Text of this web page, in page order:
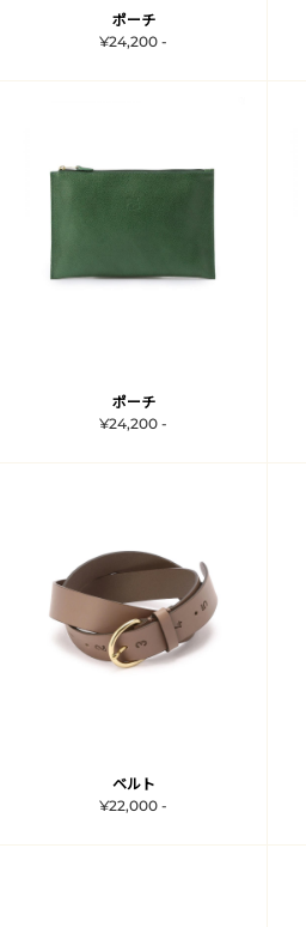
ポーチ
¥24,200 -
ポーチ
¥24,200 -
ベルト
¥22,000 -